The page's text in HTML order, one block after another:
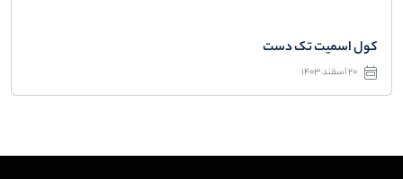
کول اسمیت تک دست
20 اسفند 1403